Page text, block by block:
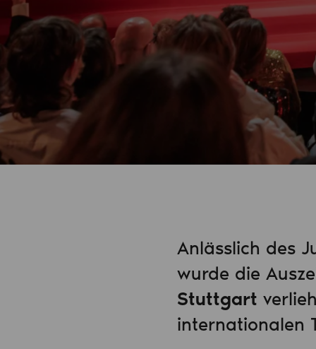
Anlässlich des
wurde die
Stuttgart
internationalen